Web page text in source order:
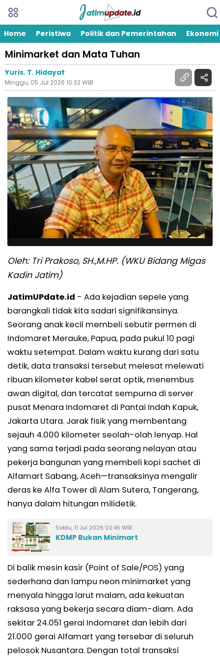
Home Peristiwa Politik dan Pemerintahan Ekonomi
Minimarket dan Mata Tuhan
Yuris. T. Hidayat
Minggu, 05 Jul 2026 10:32 WIB
Oleh: Tri Prakoso, SH.,M.HP. (WKU Bidang Migas
Kadin Jatim)
JatimUPdate.id - Ada kejadian sepele yang
barangkali tidak kita sadari signifikansinya.
Seorang anak kecil membeli sebutir permen di
Indomaret Merauke, Papua, pada pukul 10 pagi
waktu setempat. Dalam waktu kurang dari satu
detik, data transaksi tersebut melesat melewati
ribuan kilometer kabel serat optik, menembus
awan digital, dan tercatat sempurna di server
pusat Menara Indomaret di Pantai Indah Kapuk,
Jakarta Utara. Jarak fisik yang membentang
sejauh 4.000 kilometer seolah-olah lenyap. Hal
yang sama terjadi pada seorang nelayan atau
pekerja bangunan yang membeli kopi sachet di
Alfamart Sabang, Aceh—transaksinya mengalir
deras ke Alfa Tower di Alam Sutera, Tangerang,
hanya dalam hitungan milidetik.
Sabtu, 11 Jul 2026 02:45 WIB
KDMP Bukan Minimart
Di balik mesin kasir (Point of Sale/POS) yang
sederhana dan lampu neon minimarket yang
menyala hingga larut malam, ada kekuatan
raksasa yang bekerja secara diam-diam. Ada
sekitar 24.051 gerai Indomaret dan lebih dari
21.000 gerai Alfamart yang tersebar di seluruh
pelosok Nusantara. Dengan total transaksi